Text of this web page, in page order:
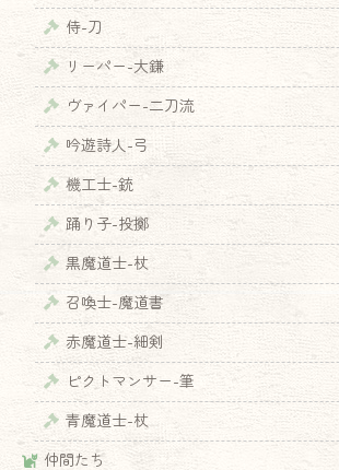
侍-刀
リーパー-大鎌
ヴァイパー-二刀流
吟遊詩人-弓
機工士-銃
踊り子-投擲
黒魔道士-杖
召喚士-魔道書
赤魔道士-細剣
ピクトマンサー-筆
青魔道士-杖
仲間たち